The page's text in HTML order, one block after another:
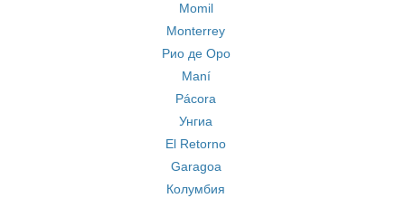
Momil
Monterrey
Рио де Оро
Maní
Pácora
Унгиа
El Retorno
Garagoa
Колумбия